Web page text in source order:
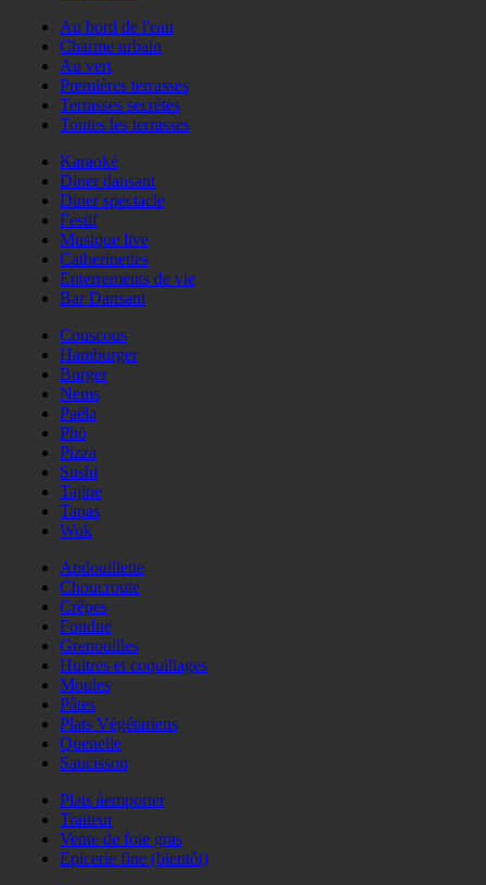
Au bord de l'eau
Charme urbain
Au vert
Premières terrasses
Terrasses secrètes
Toutes les terrasses
Karaoké
Diner dansant
Diner spectacle
Festif
Musique live
Catherinettes
Enterrements de vie
Bar Dansant
Couscous
Hamburger
Burger
Nems
Paëla
Phö
Pizza
Sushi
Tajine
Tapas
Wok
Andouillette
Choucroute
Crêpes
Fondue
Grenouilles
Huitres et coquillages
Moules
Pâtes
Plats Végétariens
Quenelle
Saucisson
Plats àemporter
Traiteur
Vente de foie gras
Epicerie fine (bientôt)